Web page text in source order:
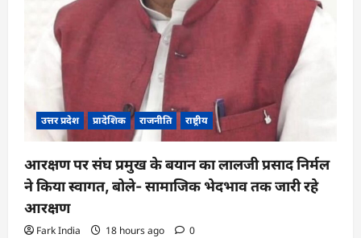
उत्तर प्रदेश प्रादेशिक राजनीति राष्ट्रीय
आरक्षण पर संघ प्रमुख के बयान का लालजी प्रसाद निर्मल
ने किया स्वागत, बोले- सामाजिक भेदभाव तक जारी रहे
आरक्षण
Fark India 18 hours ago 0